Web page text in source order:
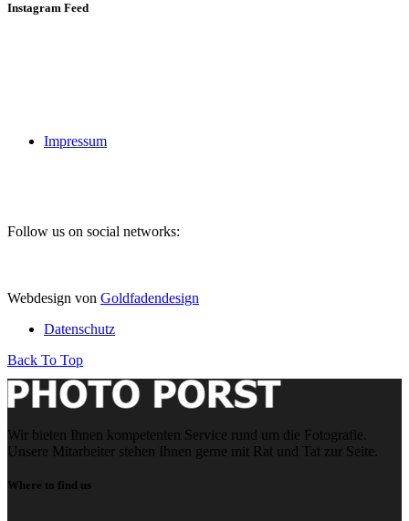
Instagram Feed
Impressum
Follow us on social networks:
Webdesign von Goldfadendesign
Datenschutz
Back To Top
Wir bieten Ihnen kompetenten Service rund um die Fotografie.
Unsere Mitarbeiter stehen Ihnen gerne mit Rat und Tat zur Seite.
Where to find us